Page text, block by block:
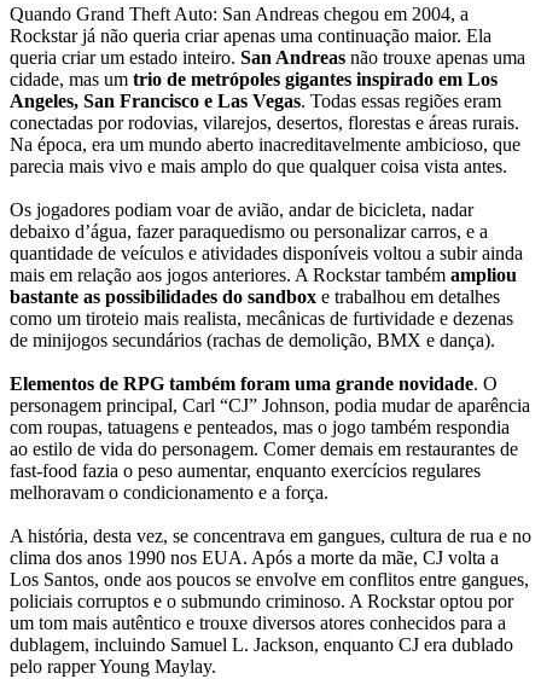
Quando Grand Theft Auto: San Andreas chegou em 2004, a
Rockstar já não queria criar apenas uma continuação maior. Ela
queria criar um estado inteiro. San Andreas não trouxe apenas uma
cidade, mas um trio de metrópoles gigantes inspirado em Los
Angeles, San Francisco e Las Vegas. Todas essas regiões eram
conectadas por rodovias, vilarejos, desertos, florestas e áreas rurais.
Na época, era um mundo aberto inacreditavelmente ambicioso, que
parecia mais vivo e mais amplo do que qualquer coisa vista antes.
Os jogadores podiam voar de avião, andar de bicicleta, nadar
debaixo d’água, fazer paraquedismo ou personalizar carros, e a
quantidade de veículos e atividades disponíveis voltou a subir ainda
mais em relação aos jogos anteriores. A Rockstar também ampliou
bastante as possibilidades do sandbox e trabalhou em detalhes
como um tiroteio mais realista, mecânicas de furtividade e dezenas
de minijogos secundários (rachas de demolição, BMX e dança).
Elementos de RPG também foram uma grande novidade. O
personagem principal, Carl “CJ” Johnson, podia mudar de aparência
com roupas, tatuagens e penteados, mas o jogo também respondia
ao estilo de vida do personagem. Comer demais em restaurantes de
fast-food fazia o peso aumentar, enquanto exercícios regulares
melhoravam o condicionamento e a força.
A história, desta vez, se concentrava em gangues, cultura de rua e no
clima dos anos 1990 nos EUA. Após a morte da mãe, CJ volta a
Los Santos, onde aos poucos se envolve em conflitos entre gangues,
policiais corruptos e o submundo criminoso. A Rockstar optou por
um tom mais autêntico e trouxe diversos atores conhecidos para a
dublagem, incluindo Samuel L. Jackson, enquanto CJ era dublado
pelo rapper Young Maylay.